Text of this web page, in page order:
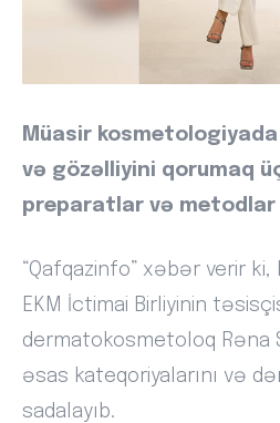
Müasir
və gözəlliyini qorumaq
preparatlar və metodlar
“Qafqazinfo” xəbər verir ki,
EKM İctimai Birliyinin
dermatokosmetoloq Rəna
əsas kateqoriyalarını və
sadalayıb.